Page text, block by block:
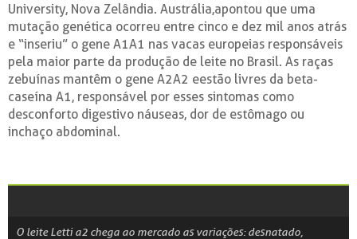
University, Nova Zelândia. Austrália,apontou que uma
mutação genética ocorreu entre cinco e dez mil anos atrás
e “inseriu” o gene A1A1 nas vacas europeias responsáveis
pela maior parte da produção de leite no Brasil. As raças
zebuínas mantêm o gene A2A2 eestão livres da beta-
caseína A1, responsável por esses sintomas como
desconforto digestivo náuseas, dor de estômago ou
inchaço abdominal.
O leite Letti a2 chega ao mercado as variações: desnatado,